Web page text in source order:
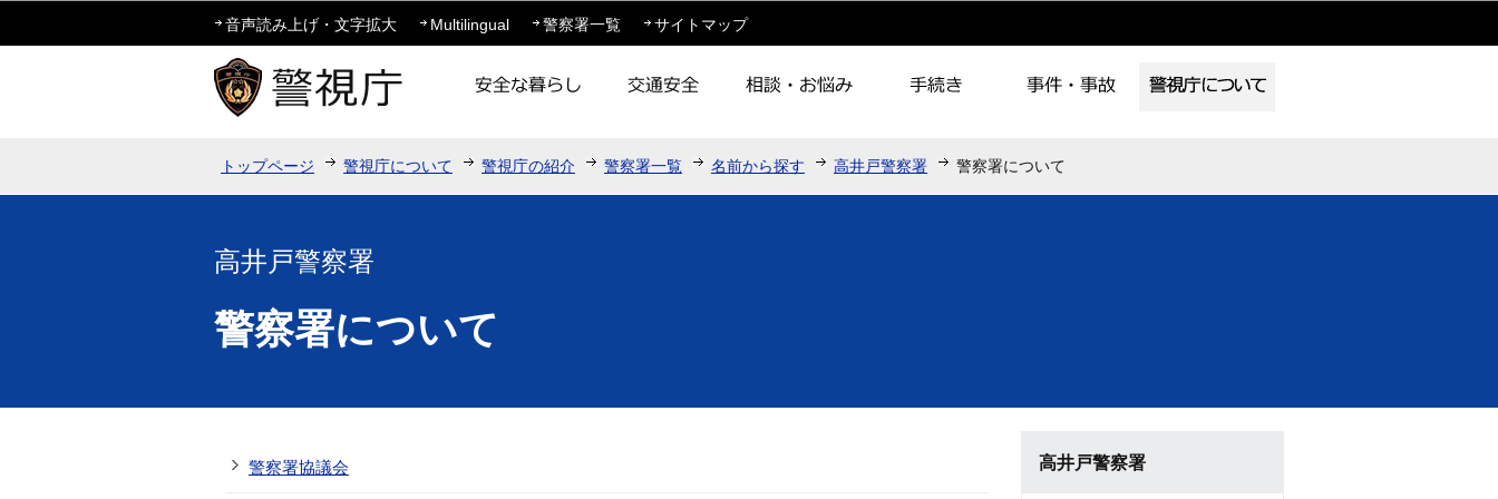
このページの本文へ移動
音声読み上げ・文字拡大 Multilingual 警察署一覧 サイトマップ
トップページ 警視庁について 警視庁の紹介 警察署一覧 名前から探す 高井戸警察署 警察署について
高井戸警察署
警察署について
警察署協議会 高井戸警察署